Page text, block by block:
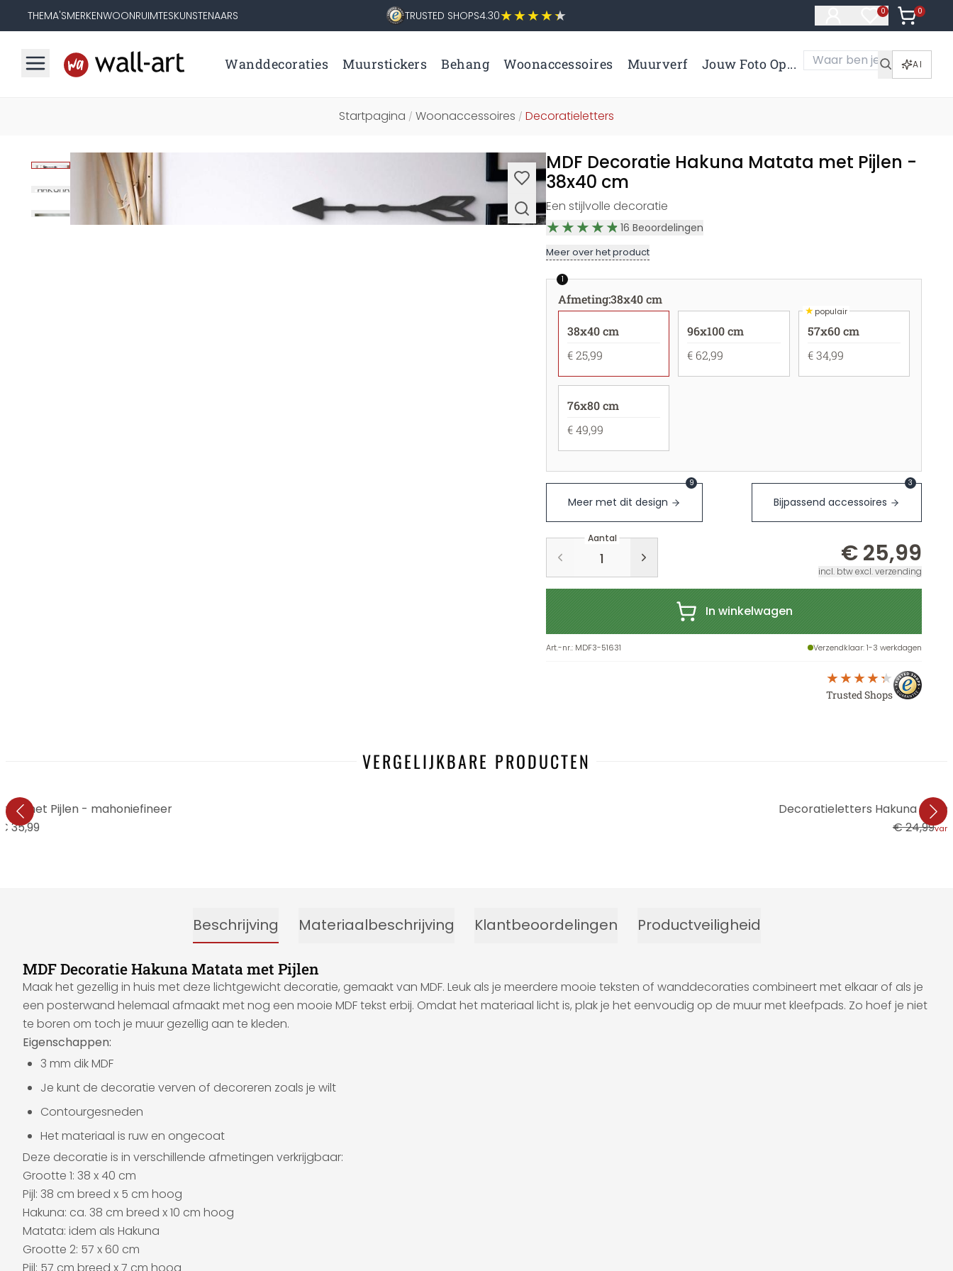
THEMA'SMERKENWOONRUIMTESKUNSTENAARS TRUSTED SHOPS4.30 0
Artikelen in
0
Artikelen
Wanddecoraties Muurstickers Behang Woonaccessoires Muurverf Jouw Foto Op... AI
Startpagina / Woonaccessoires / Decoratieletters
MDF Decoratie Hakuna Matata met Pijlen -
38x40 cm
Een stijlvolle decoratie
16 Beoordelingen
Meer over het product
1
Afmeting:38x40 cm
38x40 cm
€ 25,99
96x100 cm
€ 62,99
★populair
57x60 cm
€ 34,99
76x80 cm
€ 49,99
Meer met dit design
9
Bijpassend accessoires
3
Aantal
€ 25,99
incl. btw excl. verzending
In winkelwagen
Art.-nr.: MDF3-51631 Verzendklaar: 1-3 werkdagen
Trusted Shops
VERGELIJKBARE PRODUCTEN
met Pijlen - mahoniefineer
35,99
Decoratieletters Hakuna
€ 24,99
Beschrijving Materiaalbeschrijving Klantbeoordelingen Productveiligheid
MDF Decoratie Hakuna Matata met Pijlen
Maak het gezellig in huis met deze lichtgewicht decoratie, gemaakt van MDF. Leuk als je meerdere mooie teksten of wanddecoraties combineert met elkaar of als je
een posterwand helemaal afmaakt met nog een mooie MDF tekst erbij. Omdat het materiaal licht is, plak je het eenvoudig op de muur met kleefpads. Zo hoef je niet
te boren om toch je muur gezellig aan te kleden.
Eigenschappen:
3 mm dik MDF
Je kunt de decoratie verven of decoreren zoals je wilt
Contourgesneden
Het materiaal is ruw en ongecoat
Deze decoratie is in verschillende afmetingen verkrijgbaar:
Grootte 1: 38 x 40 cm
Pijl: 38 cm breed x 5 cm hoog
Hakuna: ca. 38 cm breed x 10 cm hoog
Matata: idem als Hakuna
Grootte 2: 57 x 60 cm